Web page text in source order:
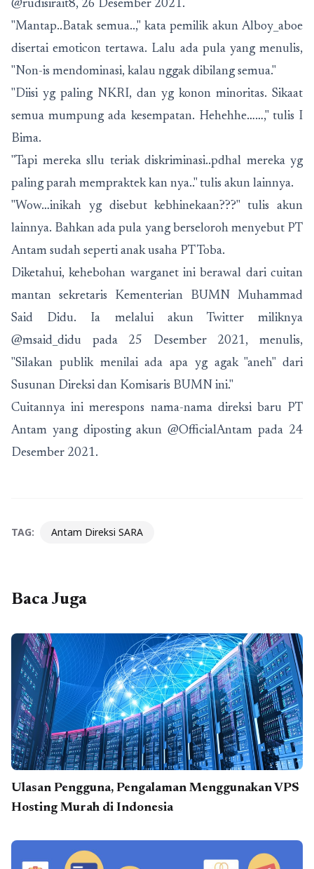
@rudisirait8, 26 Desember 2021.
"Mantap..Batak semua..," kata pemilik akun Alboy_aboe
disertai emoticon tertawa. Lalu ada pula yang menulis,
"Non-is mendominasi, kalau nggak dibilang semua."
"Diisi yg paling NKRI, dan yg konon minoritas. Sikaat
semua mumpung ada kesempatan. Hehehhe……," tulis I
Bima.
"Tapi mereka sllu teriak diskriminasi..pdhal mereka yg
paling parah mempraktek kan nya.." tulis akun lainnya.
"Wow…inikah yg disebut kebhinekaan???" tulis akun
lainnya. Bahkan ada pula yang berseloroh menyebut PT
Antam sudah seperti anak usaha PT Toba.
Diketahui, kehebohan warganet ini berawal dari cuitan
mantan sekretaris Kementerian BUMN Muhammad
Said Didu. Ia melalui akun Twitter miliknya
@msaid_didu pada 25 Desember 2021, menulis,
"Silakan publik menilai ada apa yg agak "aneh" dari
Susunan Direksi dan Komisaris BUMN ini."
Cuitannya ini merespons nama-nama direksi baru PT
Antam yang diposting akun @OfficialAntam pada 24
Desember 2021.
TAG: Antam Direksi SARA
Baca Juga
Ulasan Pengguna, Pengalaman Menggunakan VPS
Hosting Murah di Indonesia